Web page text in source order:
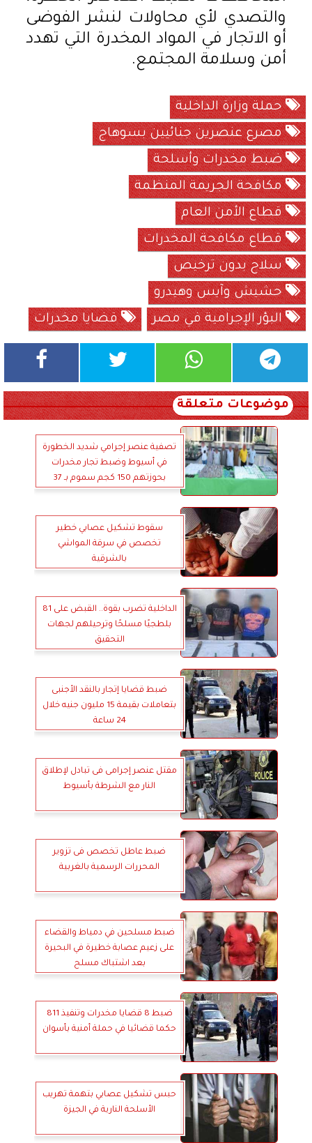
والتصدي لأي محاولات لنشر الفوضى
أو الاتجار في المواد المخدرة التي تهدد
أمن وسلامة المجتمع.
حملة وزارة الداخلية
مصرع عنصرين جنائيين بسوهاج
ضبط مخدرات وأسلحة
مكافحة الجريمة المنظمة
قطاع الأمن العام
قطاع مكافحة المخدرات
سلاح بدون ترخيص
حشيش وآيس وهيدرو
البؤر الإجرامية في مصر
قضايا مخدرات
موضوعات متعلقة
تصفية عنصر إجرامي شديد الخطورة
في أسيوط وضبط تجار مخدرات
بحوزتهم 150 كجم سموم بـ 37
سقوط تشكيل عصابي خطير
تخصص في سرقة المواشي
بالشرقية
الداخلية تضرب بقوة.. القبض على 81
بلطجيًا مسلحًا وترحيلهم لجهات
التحقيق
ضبط قضايا إتجار بالنقد الأجنبى
بتعاملات بقيمة 15 مليون جنيه خلال
24 ساعة
مقتل عنصر إجرامى فى تبادل لإطلاق
النار مع الشرطة بأسيوط
ضبط عاطل تخصص فى تزوير
المحررات الرسمية بالغربية
ضبط مسلحين في دمياط والقضاء
على زعيم عصابة خطيرة في البحيرة
بعد اشتباك مسلح
ضبط 8 قضايا مخدرات وتنفيذ 811
حكما قضائيا في حملة أمنية بأسوان
حبس تشكيل عصابي بتهمة تهريب
الأسلحة النارية في الجيزة